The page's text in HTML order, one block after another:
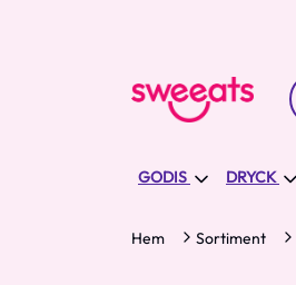
GODIS DRYCK
Hem Sortiment